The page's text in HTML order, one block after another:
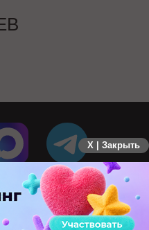
X | Закрыть
ВЕРСИЮ
защищены. 2026